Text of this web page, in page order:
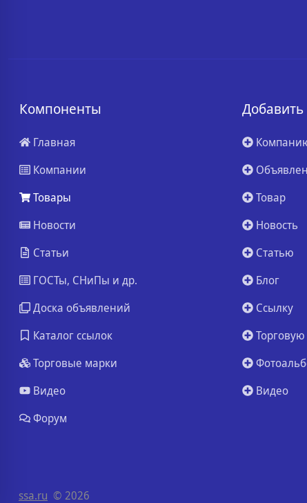
Компоненты
Главная
Компании
Товары
Новости
Статьи
ГОСТы, СНиПы и др.
Доска объявлений
Каталог ссылок
Торговые марки
Видео
Форум
Добавить
Товар
Новость
Статью
Блог
Ссылку
Видео
ssa.ru © 2026